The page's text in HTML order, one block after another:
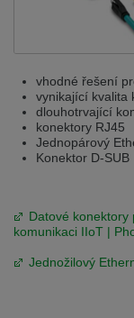
vhodné řešení
vynikající kvalita
dlouhotrvající
konektory RJ45
Jednopárový
Konektor D-SUB
Datové konektory
komunikaci IIoT |
Jednožilový